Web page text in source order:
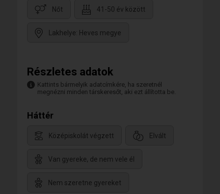
Nőt 41-50 év között
Lakhelye: Heves megye
Részletes adatok
Kattints bármelyik adatcímkére, ha szeretnél
megnézni minden társkeresőt, aki ezt állította be.
Háttér
Középiskolát végzett Elvált
Van gyereke, de nem vele él
Nem szeretne gyereket